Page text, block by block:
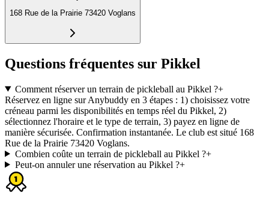
168 Rue de la Prairie 73420 Voglans
Questions fréquentes sur Pikkel
Comment réserver un terrain de pickleball au Pikkel ?+
Réservez en ligne sur Anybuddy en 3 étapes : 1) choisissez votre
créneau parmi les disponibilités en temps réel du Pikkel, 2)
sélectionnez l'horaire et le type de terrain, 3) payez en ligne de
manière sécurisée. Confirmation instantanée. Le club est situé 168
Rue de la Prairie 73420 Voglans.
Combien coûte un terrain de pickleball au Pikkel ?+
Peut-on annuler une réservation au Pikkel ?+